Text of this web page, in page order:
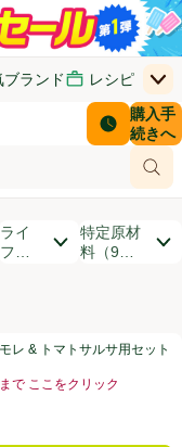
ブランド レシピ
ウで開く)
上
商
配送日時
購入手
続きへ
お客さ
￥0
ライ
フス
特定原材
料（9品
用セット 48g(1回分 各1
レ & トマトサルサ用セット
10WAONPOINT 8月31日まで ここをクリック